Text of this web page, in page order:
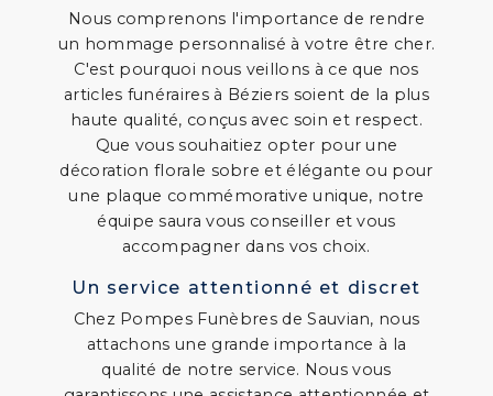
Nous comprenons l'importance de rendre
un hommage personnalisé à votre être cher.
C'est pourquoi nous veillons à ce que nos
articles funéraires à Béziers soient de la plus
haute qualité, conçus avec soin et respect.
Que vous souhaitiez opter pour une
décoration florale sobre et élégante ou pour
une plaque commémorative unique, notre
équipe saura vous conseiller et vous
accompagner dans vos choix.
Un service attentionné et discret
Chez Pompes Funèbres de Sauvian, nous
attachons une grande importance à la
qualité de notre service. Nous vous